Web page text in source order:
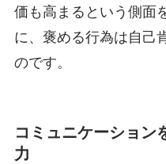
価も高まるという側面
に、褒める行為は自己
のです。
コミュニケーション
力